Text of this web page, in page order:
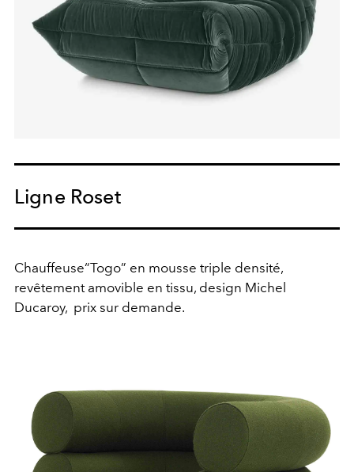
Ligne Roset
Chauffeuse“Togo” en mousse triple densité,
revêtement amovible en tissu, design Michel
Ducaroy, prix sur demande.